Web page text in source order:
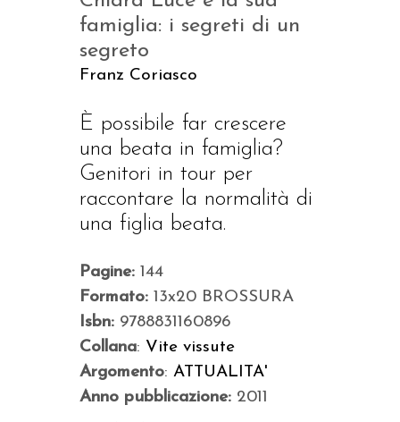
famiglia: i segreti di un
segreto
Franz Coriasco
È possibile far crescere
una beata in famiglia?
Genitori in tour per
raccontare la normalità di
una figlia beata.
Pagine: 144
Formato: 13x20 BROSSURA
Isbn: 9788831160896
Collana: Vite vissute
Argomento: ATTUALITA'
Anno pubblicazione: 2011